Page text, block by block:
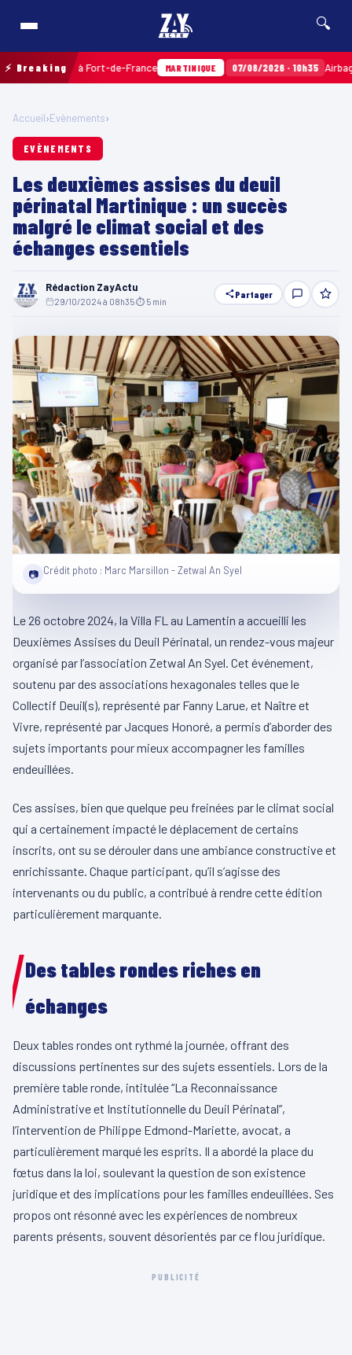
🔍
⚡ Breaking
à Fort-de-France MARTINIQUE 07/08/2026 · 10h35 Airbags Takata :
Accueil›Evènements›
EVÈNEMENTS
Les deuxièmes assises du deuil
périnatal Martinique : un succès
malgré le climat social et des
échanges essentiels
Rédaction ZayActu
29/10/2024 à 08h35⏱ 5 min
Partager
📷 Crédit photo : Marc Marsillon - Zetwal An Syel
Le 26 octobre 2024, la Villa FL au Lamentin a accueilli les
Deuxièmes Assises du Deuil Périnatal, un rendez-vous majeur
organisé par l’association Zetwal An Syel. Cet événement,
soutenu par des associations hexagonales telles que le
Collectif Deuil(s), représenté par Fanny Larue, et Naître et
Vivre, représenté par Jacques Honoré, a permis d’aborder des
sujets importants pour mieux accompagner les familles
endeuillées.
Ces assises, bien que quelque peu freinées par le climat social
qui a certainement impacté le déplacement de certains
inscrits, ont su se dérouler dans une ambiance constructive et
enrichissante. Chaque participant, qu’il s’agisse des
intervenants ou du public, a contribué à rendre cette édition
particulièrement marquante.
Des tables rondes riches en
échanges
Deux tables rondes ont rythmé la journée, offrant des
discussions pertinentes sur des sujets essentiels. Lors de la
première table ronde, intitulée “La Reconnaissance
Administrative et Institutionnelle du Deuil Périnatal”,
l’intervention de Philippe Edmond-Mariette, avocat, a
particulièrement marqué les esprits. Il a abordé la place du
fœtus dans la loi, soulevant la question de son existence
juridique et des implications pour les familles endeuillées. Ses
propos ont résonné avec les expériences de nombreux
parents présents, souvent désorientés par ce flou juridique.
PUBLICITÉ